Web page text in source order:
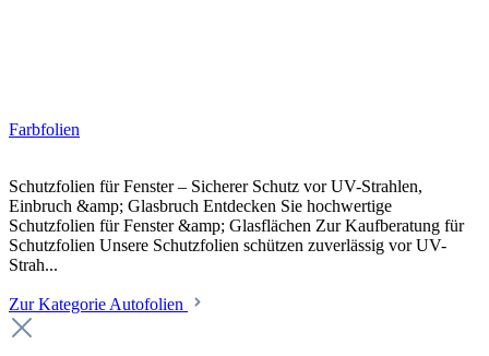
Farbfolien
Schutzfolien für Fenster – Sicherer Schutz vor UV-Strahlen,
Einbruch &amp; Glasbruch Entdecken Sie hochwertige
Schutzfolien für Fenster &amp; Glasflächen Zur Kaufberatung für
Schutzfolien Unsere Schutzfolien schützen zuverlässig vor UV-
Strah...
Zur Kategorie Autofolien